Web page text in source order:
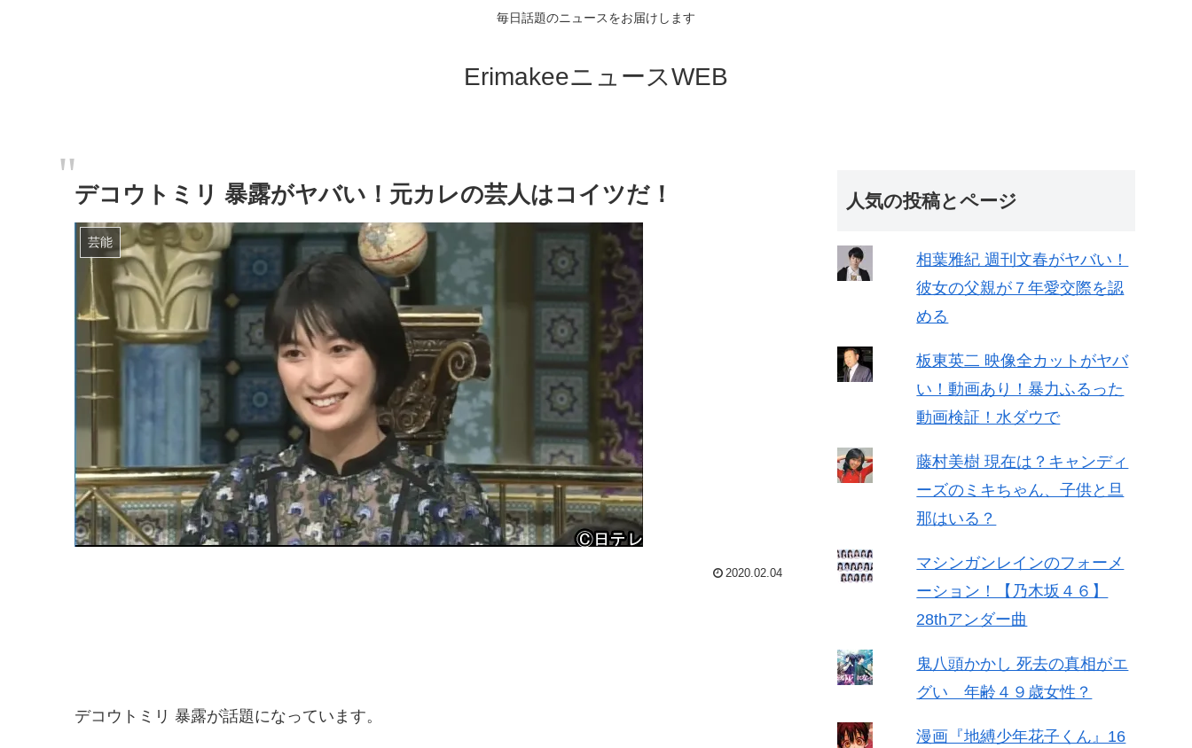
毎日話題のニュースをお届けします
ErimakeeニュースWEB
デコウトミリ 暴露がヤバい！元カレの芸人はコイツだ！
芸能
2020.02.04
デコウトミリ 暴露が話題になっています。
人気の投稿とページ
相葉雅紀 週刊文春がヤバい！
彼女の父親が７年愛交際を認
める
板東英二 映像全カットがヤバ
い！動画あり！暴力ふるった
動画検証！水ダウで
藤村美樹 現在は？キャンディ
ーズのミキちゃん、子供と旦
那はいる？
マシンガンレインのフォーメ
ーション！【乃木坂４６】
28thアンダー曲
鬼八頭かかし 死去の真相がエ
グい 年齢４９歳女性？
漫画『地縛少年花子くん』16